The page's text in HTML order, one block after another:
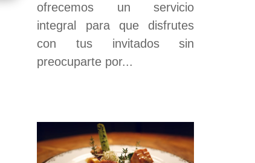
ofrecemos un servicio
integral para que disfrutes
con tus invitados sin
preocuparte por...